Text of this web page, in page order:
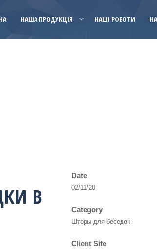
НАША ПРОДУКЦІЯ НАШІ РОБОТИ
В
Date
02/11/20
Category
Шторы для беседок
Client Site